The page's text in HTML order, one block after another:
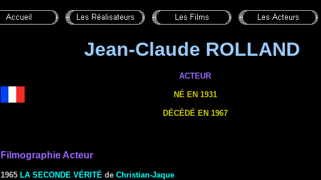
Jean-Claude ROLLAND
ACTEUR
NÉ EN 1931
DÉCÉDÉ EN 1967
Filmographie Acteur
1965 LA SECONDE VÉRITÉ de Christian-Jaque